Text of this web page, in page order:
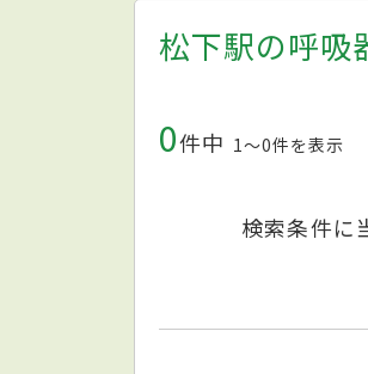
松下駅の呼吸
0件中 1〜0件を表示
検索条件に